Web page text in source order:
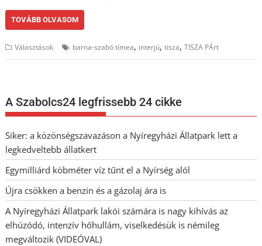
TOVÁBB OLVASOM
Választások barna-szabó tímea, interjú,tisza,TISZA PÁrt
A Szabolcs24 legfrissebb 24 cikke
Siker: a közönségszavazáson a Nyíregyházi Állatpark lett a
legkedveltebb állatkert
Egymilliárd köbméter víz tűnt el a Nyírség alól
Újra csökken a benzin és a gázolaj ára is
A Nyíregyházi Állatpark lakói számára is nagy kihívás az
elhúzódó, intenzív hőhullám, viselkedésük is némileg
megváltozik (VIDEÓVAL)